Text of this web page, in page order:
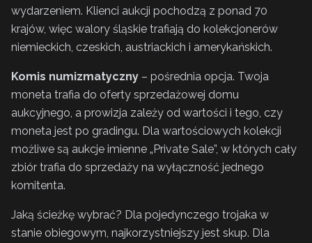
wydarzeniem. Klienci aukcji pochodzą z ponad 70
krajów, więc walory śląskie trafiają do kolekcjonerów
niemieckich, czeskich, austriackich i amerykańskich.
Komis numizmatyczny – pośrednia opcja. Twoja
moneta trafia do oferty sprzedażowej domu
aukcyjnego, a prowizja zależy od wartości i tego, czy
moneta jest po gradingu. Dla wartościowych kolekcji
możliwe są aukcje imienne „Private Sale”, w których cały
zbiór trafia do sprzedaży na wyłączność jednego
komitenta.
Jaką ścieżkę wybrać? Dla pojedynczego trojaka w
stanie obiegowym, najkorzystniejszy jest skup. Dla